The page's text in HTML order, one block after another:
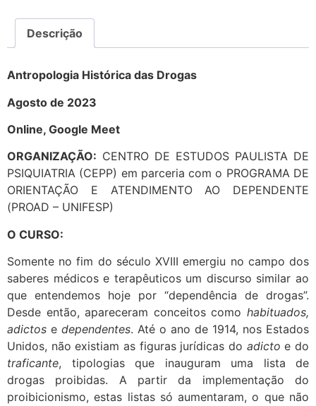
Descrição
Antropologia Histórica das Drogas
Agosto de 2023
Online, Google Meet
ORGANIZAÇÃO: CENTRO DE ESTUDOS PAULISTA DE
PSIQUIATRIA (CEPP) em parceria com o PROGRAMA DE
ORIENTAÇÃO E ATENDIMENTO AO DEPENDENTE
(PROAD – UNIFESP)
O CURSO:
Somente no fim do século XVIII emergiu no campo dos
saberes médicos e terapêuticos um discurso similar ao
que entendemos hoje por “dependência de drogas”.
Desde então, apareceram conceitos como habituados,
adictos e dependentes. Até o ano de 1914, nos Estados
Unidos, não existiam as figuras jurídicas do adicto e do
traficante, tipologias que inauguram uma lista de
drogas proibidas. A partir da implementação do
proibicionismo, estas listas só aumentaram, o que não